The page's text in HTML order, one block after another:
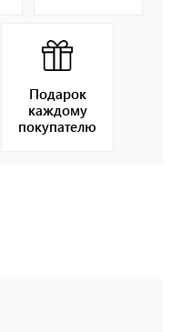
Подарок
каждому
покупателю